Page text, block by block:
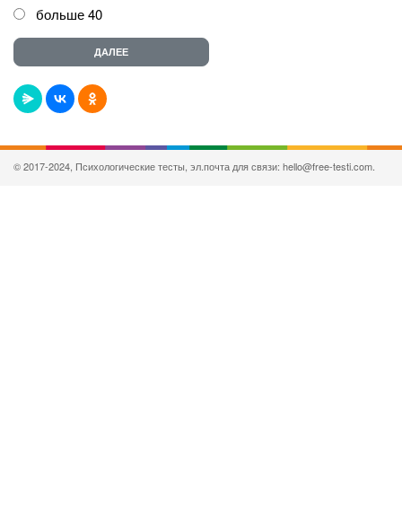
больше 40
© 2017-2024, Психологические тесты, эл.почта для связи: hello@free-testi.com.